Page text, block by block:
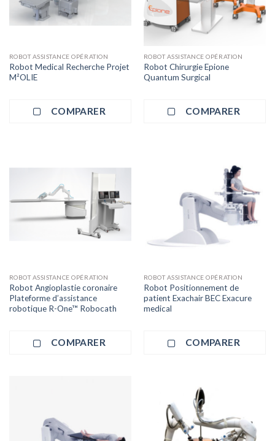
ROBOT ASSISTANCE OPÉRATION
Robot Medical Recherche Projet
M²OLIE
COMPARER
ROBOT ASSISTANCE OPÉRATION
Robot Chirurgie Epione
Quantum Surgical
COMPARER
ROBOT ASSISTANCE OPÉRATION
Robot Angioplastie coronaire
Plateforme d’assistance
robotique R-One™ Robocath
COMPARER
ROBOT ASSISTANCE OPÉRATION
Robot Positionnement de
patient Exachair BEC Exacure
medical
COMPARER